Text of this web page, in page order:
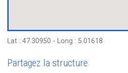
Lat : 47.30950 - Long : 5.01618
Partagez la structure